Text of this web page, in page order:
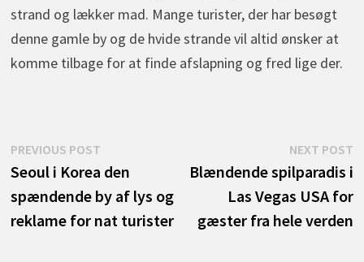
strand og lækker mad. Mange turister, der har besøgt
denne gamle by og de hvide strande vil altid ønsker at
komme tilbage for at finde afslapning og fred lige der.
Indlægsnavigation
PREVIOUS POSTPrevious
post:
Seoul i Korea den
spændende by af lys og
reklame for nat turister
NEXT POST
Blændende spilparadis i
Las Vegas USA for
gæster fra hele verden